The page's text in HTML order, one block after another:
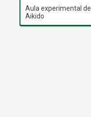
Aula experimental de
Aikido